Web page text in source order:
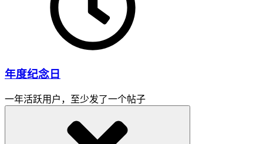
年度纪念日
一年活跃用户，至少发了一个帖子